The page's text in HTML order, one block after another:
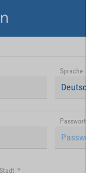
Sprache
Passwort
Stadt *